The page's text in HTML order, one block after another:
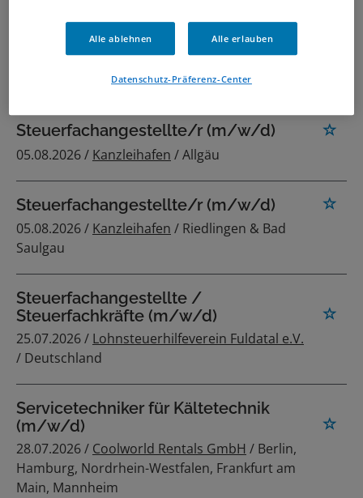
Oberarzt Kinder- und
Jugendpsychiatrie (m/w/d)
tw.con. GmbH/ Krefeld
Steuerfachangestellte/r (m/w/d)
05.08.2026 / Kanzleihafen / Allgäu
Steuerfachangestellte/r (m/w/d)
05.08.2026 / Kanzleihafen / Riedlingen & Bad
Saulgau
Steuerfachangestellte /
Steuerfachkräfte (m/w/d)
25.07.2026 / Lohnsteuerhilfeverein Fuldatal e.V.
/ Deutschland
Servicetechniker für Kältetechnik
(m/w/d)
28.07.2026 / Coolworld Rentals GmbH / Berlin,
Hamburg, Nordrhein-Westfalen, Frankfurt am
Main, Mannheim
Alle ablehnen Alle erlauben
Datenschutz-Präferenz-Center